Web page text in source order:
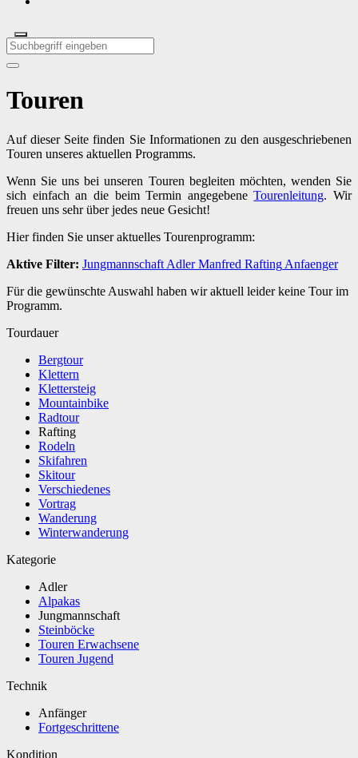
Touren
Auf dieser Seite finden Sie Informationen zu den ausgeschriebenen
Touren unseres aktuellen Programms.
Wenn Sie uns bei unseren Touren begleiten möchten, wenden Sie
sich einfach an die beim Termin angegebeneTourenleitung. Wir
freuen uns sehr über jedes neue Gesicht!
Hier finden Sie unser aktuelles Tourenprogramm:
Aktive Filter: Jungmannschaft AdlerManfred Rafting Anfaenger
Für die gewünschte Auswahl haben wir aktuell leider keine Tour im
Programm.
Tourdauer
Bergtour
Klettern
Klettersteig
Mountainbike
Radtour
Rafting
Rodeln
Skifahren
Skitour
Verschiedenes
Vortrag
Wanderung
Winterwanderung
Kategorie
Adler
Alpakas
Jungmannschaft
Steinböcke
Touren Erwachsene
Touren Jugend
Technik
Anfänger
Fortgeschrittene
Kondition